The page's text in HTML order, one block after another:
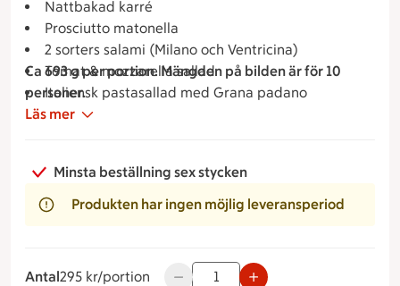
Nattbakad karré
Prosciutto matonella
2 sorters salami (Milano och Ventricina)
Tomat & mozzarella sallad
Italiensk pastasallad med Grana padano
Galiamelon med mynta
Ca 693 g per portion. Mängden på bilden är för 10
personer.
Läs mer
Minsta beställning sex stycken
Produkten har ingen möjlig leveransperiod
Antal
295 kronor per portion
295 kr/portion Använd knapparna för att minska